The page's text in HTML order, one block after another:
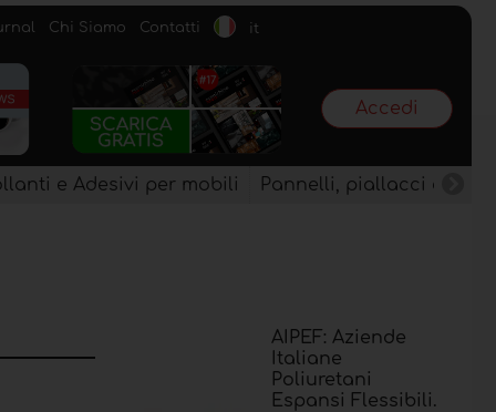
Chi Siamo Contatti it
Accedi
e Adesivi per mobili Pannelli, piallacci e
AIPEF: Aziende
Italiane
Poliuretani
Espansi Flessibili.